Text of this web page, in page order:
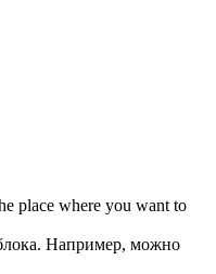
place where you want to
Например, можно